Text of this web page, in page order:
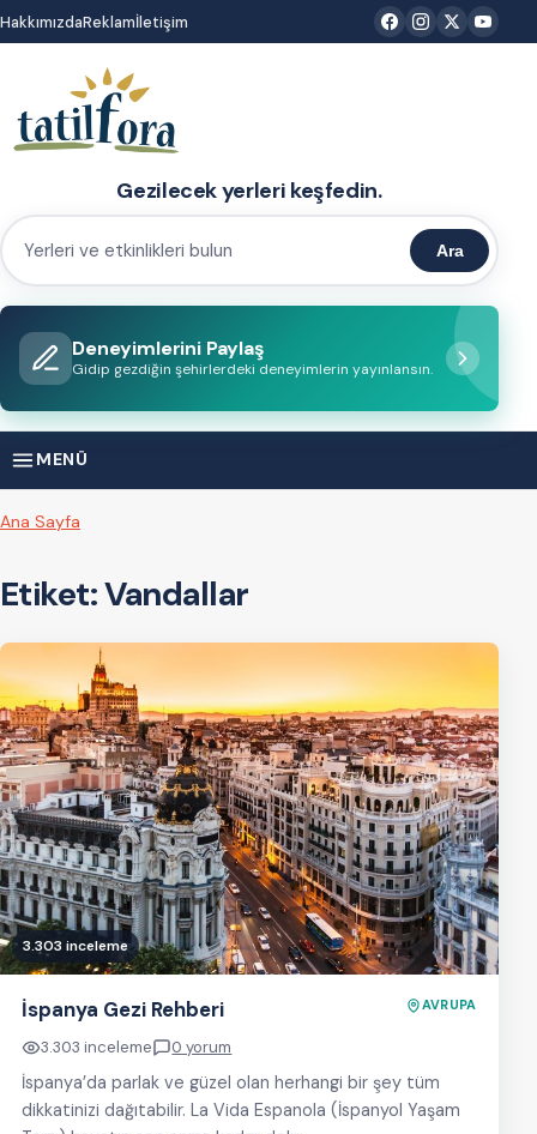
İçeriğe
atla
HakkımızdaReklamİletişim
Gezilecek yerleri keşfedin.
Yerleri
etkinlikleri
bulun
Ara
Deneyimlerini Paylaş
Gidip gezdiğin şehirlerdeki deneyimlerin yayınlansın.
MENÜ
Ana Sayfa
Etiket:Vandallar
3.303 inceleme
İspanya Gezi Rehberi AVRUPA
3.303 inceleme 0 yorum
İspanya’da parlak ve güzel olan herhangi bir şey tüm
dikkatinizi dağıtabilir. La Vida Espanola (İspanyol Yaşam